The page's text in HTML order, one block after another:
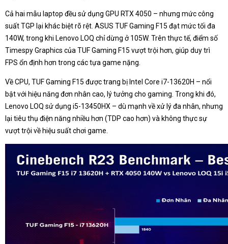
Cả hai mẫu laptop đều sử dụng GPU RTX 4050 – nhưng mức công
suất TGP lại khác biệt rõ rệt. ASUS TUF Gaming F15 đạt mức tối đa
140W, trong khi Lenovo LOQ chỉ dừng ở 105W. Trên thực tế, điểm số
Timespy Graphics của TUF Gaming F15 vượt trội hơn, giúp duy trì
FPS ổn định hơn trong các tựa game nặng.
Về CPU, TUF Gaming F15 được trang bị Intel Core i7-13620H – nổi
bật với hiệu năng đơn nhân cao, lý tưởng cho gaming. Trong khi đó,
Lenovo LOQ sử dụng i5-13450HX – dù mạnh về xử lý đa nhân, nhưng
lại tiêu thụ điện năng nhiều hơn (TDP cao hơn) và không thực sự
vượt trội về hiệu suất chơi game.